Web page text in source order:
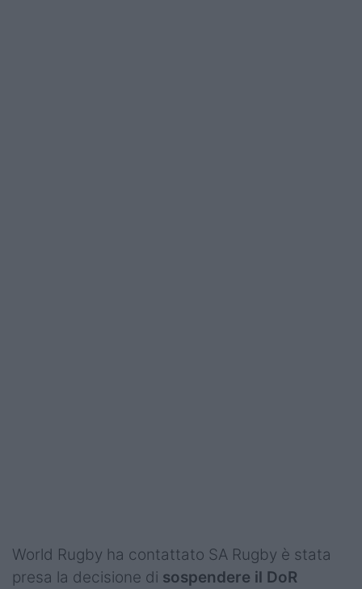
World Rugby ha contattato SA Rugby è stata
presa la decisione di sospendere il DoR